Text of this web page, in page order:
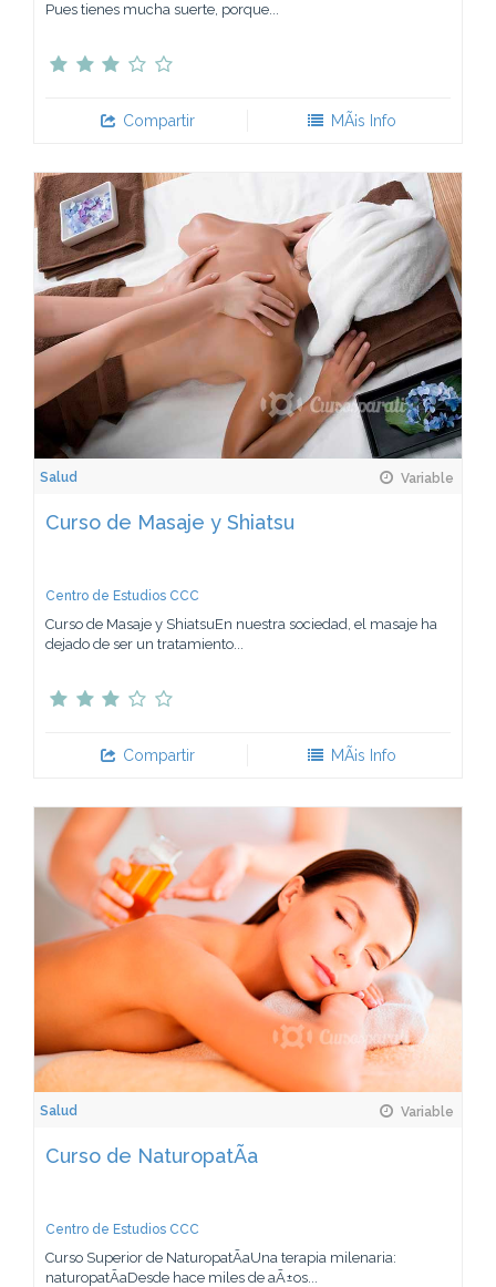
Pues tienes mucha suerte, porque...
Compartir MÃ¡s Info
Salud Variable
Curso de Masaje y Shiatsu
Centro de Estudios CCC
Curso de Masaje y ShiatsuEn nuestra sociedad, el masaje ha
dejado de ser un tratamiento...
Compartir MÃ¡s Info
Salud Variable
Curso de NaturopatÃ­a
Centro de Estudios CCC
Curso Superior de NaturopatÃ­aUna terapia milenaria:
naturopatÃ­aDesde hace miles de aÃ±os...